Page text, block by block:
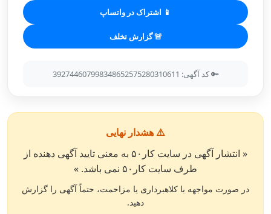
📱 اشتراک در واتساپ
🚨 گزارش تخلف
🔑 کد آگهی: 392744607998348652575280310611
⚠️ هشدار نهایی
« انتشار آگهی در سایت کار۵۰ به معنی تایید آگهی دهنده از
طرف سایت کار۵۰ نمی باشد. »
در صورت مواجهه با کلاهبرداری یا مزاحمت، حتماً آگهی را گزارش
دهید.